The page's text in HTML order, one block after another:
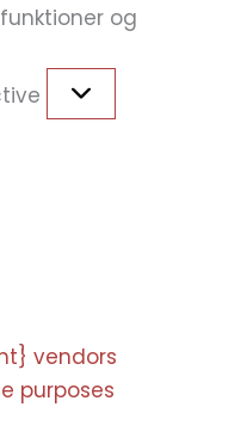
og
vendors
purposes